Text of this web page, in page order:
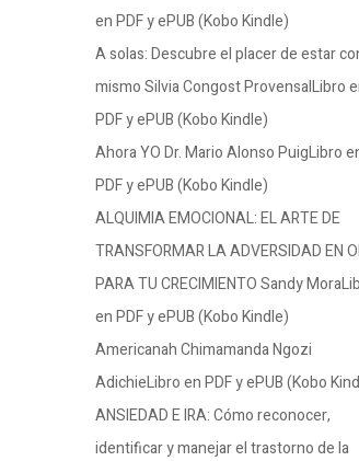
en PDF y ePUB (Kobo Kindle)
A solas: Descubre el placer de estar
mismo Silvia Congost ProvensalLibro
PDF y ePUB (Kobo Kindle)
Ahora YO Dr. Mario Alonso PuigLibro
PDF y ePUB (Kobo Kindle)
ALQUIMIA EMOCIONAL: EL ARTE DE
TRANSFORMAR LA ADVERSIDAD EN
PARA TU CRECIMIENTO Sandy
en PDF y ePUB (Kobo Kindle)
Americanah Chimamanda Ngozi
AdichieLibro en PDF y ePUB (Kobo
ANSIEDAD E IRA: Cómo reconocer,
identificar y manejar el trastorno de la